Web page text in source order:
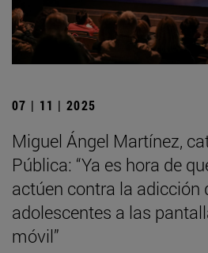
07 | 11 | 2025
Miguel Ángel Martínez,
Pública: “Ya es hora de
actúen contra la adicción
adolescentes a las
móvil”